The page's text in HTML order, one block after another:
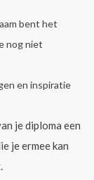
bent het
nog niet
en inspiratie
je diploma een
je ermee kan